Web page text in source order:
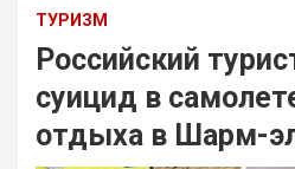
ТУРИЗМ
Российский
суицид в
отдыха в Шарм-